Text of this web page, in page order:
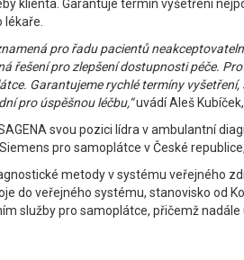
klienta. Garantuje termín vyšetření
pro řadu pacientů
řešení pro zlepšení dostupnosti péče.
Garantujeme rychlé termíny
pro úspěšnou léčbu,“uvádí Aleš
svou pozici lídra v ambulantní
pro samoplátce v České
metody v systému veřejného
do veřejného systému, stanovisko
služby pro samoplátce, přičemž